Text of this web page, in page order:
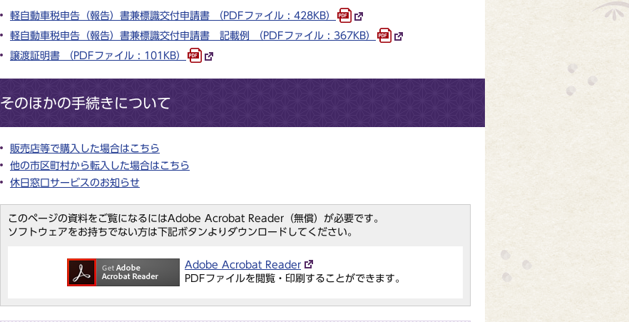
軽自動車税申告（報告）書兼標識交付申請書 （PDFファイル : 428KB）
軽自動車税申告（報告）書兼標識交付申請書 記載例 （PDFファイル : 367KB）
譲渡証明書 （PDFファイル : 101KB）
そのほかの手続きについて
販売店等で購入した場合はこちら
他の市区町村から転入した場合はこちら
休日窓口サービスのお知らせ
このページの資料をご覧になるにはAdobe Acrobat Reader（無償）が必要です。
ソフトウェアをお持ちでない方は下記ボタンよりダウンロードしてください。
Adobe Acrobat Reader
PDFファイルを閲覧・印刷することができます。